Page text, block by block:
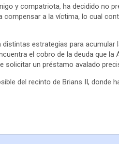
y compatriota, ha decidido no
a la víctima, lo cual
estrategias para acumular
el cobro de la deuda que la
solicitar un préstamo avalado
del recinto de Brians II, donde